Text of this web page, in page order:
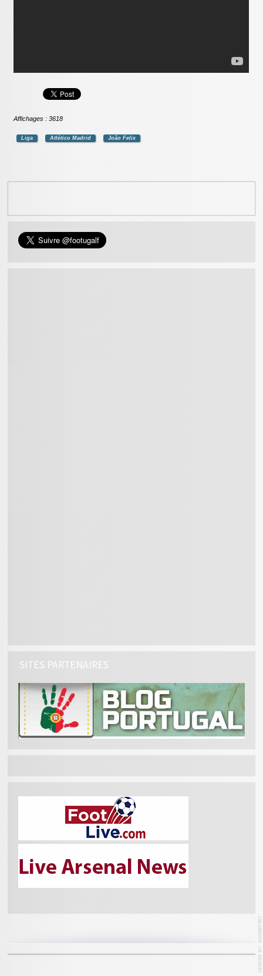
Affichages : 3618
Liga Atlético Madrid João Felix
SITES PARTENAIRES